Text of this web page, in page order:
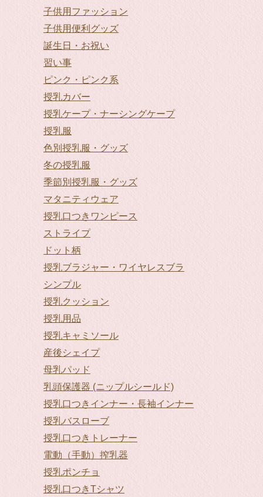
子供用ファッション
子供用便利グッズ
誕生日・お祝い
習い事
ピンク・ピンク系
授乳カバー
授乳ケープ・ナーシングケープ
授乳服
色別授乳服・グッズ
冬の授乳服
季節別授乳服・グッズ
マタニティウェア
授乳口つきワンピース
ストライプ
ドット柄
授乳ブラジャー・ワイヤレスブラ
シンプル
授乳クッション
授乳用品
授乳キャミソール
産後シェイプ
母乳パッド
乳頭保護器 (ニップルシールド)
授乳口つきインナー・長袖インナー
授乳バスローブ
授乳口つきトレーナー
電動（手動）搾乳器
授乳ポンチョ
授乳口つきTシャツ